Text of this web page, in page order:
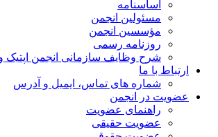
اساسنامه
مسئولین انجمن
مؤسسین انجمن
روزنامه رسمی
شرح وظایف سازمانی انجمن اپتیک و
ارتباط با ما
شماره های تماس، ایمیل و آدرس
عضویت در انجمن
راهنمای عضویت
عضویت حقیقی